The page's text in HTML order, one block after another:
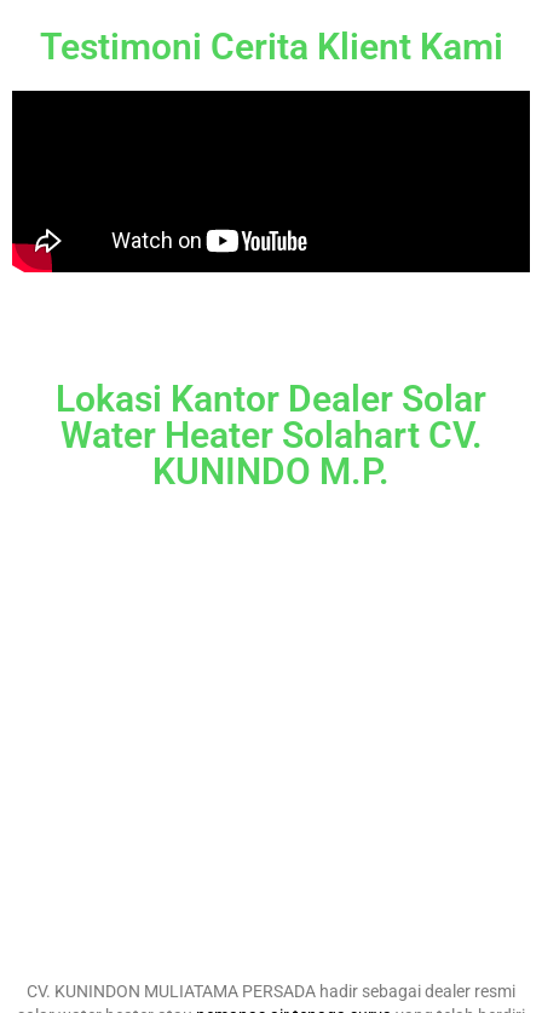
Testimoni Cerita Klient Kami
Lokasi Kantor Dealer Solar
Water Heater Solahart CV.
KUNINDO M.P.
CV. KUNINDON MULIATAMA PERSADA hadir sebagai dealer resmi